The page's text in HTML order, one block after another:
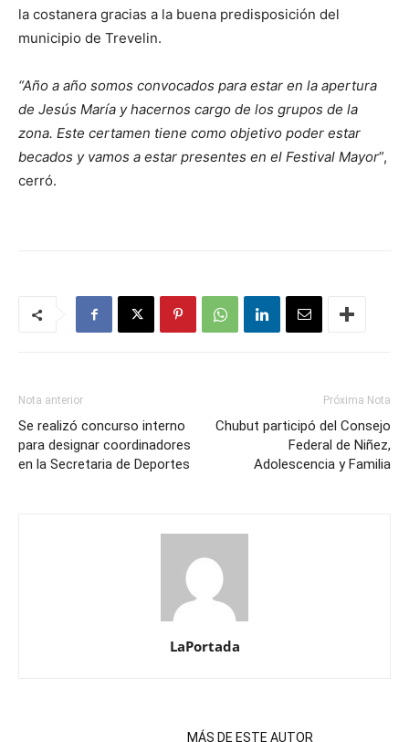
la costanera gracias a la buena predisposición del
municipio de Trevelin.
“Año a año somos convocados para estar en la apertura
de Jesús María y hacernos cargo de los grupos de la
zona. Este certamen tiene como objetivo poder estar
becados y vamos a estar presentes en el Festival Mayor”,
cerró.
Nota anterior
Se realizó concurso interno
para designar coordinadores
en la Secretaria de Deportes
Próxima Nota
Chubut participó del Consejo
Federal de Niñez,
Adolescencia y Familia
LaPortada
MÁS DE ESTE AUTOR